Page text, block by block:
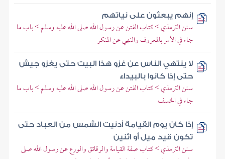
إنهم يبعثون على نياتهم
سنن الترمذي > كتاب الفتن عن رسول الله صلى الله عليه وسلم > باب ما
جاء في الأمر بالمعروف والنهي عن المنكر
لا ينتهي الناس عن غزو هذا البيت حتى يغزو جيش
حتى إذا كانوا بالبيداء
سنن الترمذي > كتاب الفتن عن رسول الله صلى الله عليه وسلم > باب ما
جاء في الخسف
إذا كان يوم القيامة أدنيت الشمس من العباد حتى
تكون قيد ميل أو اثنين
سنن الترمذي > كتاب صفة القيامة والرقائق والورع عن رسول الله صلى